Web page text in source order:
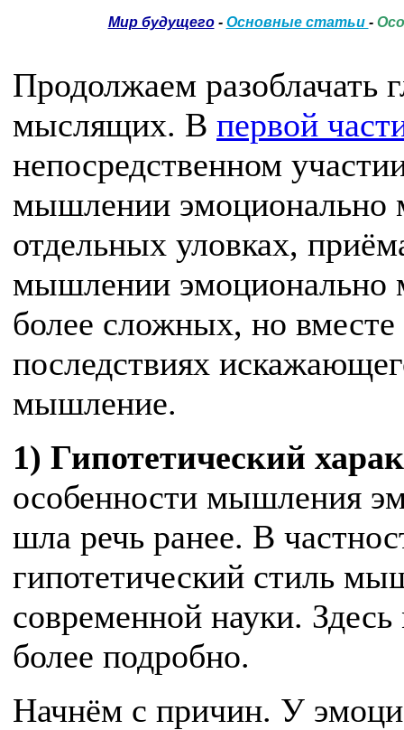
Мир будущего- Основные статьи -
Продолжаем
мыслящих. В первой
непосредственном
мышлении
отдельных уловках,
мышлении эмоционально
более сложных, но
последствиях
мышление.
1) Гипотетический
особенности мышления
шла речь ранее. В
гипотетический стиль
современной науки.
более подробно.
Начнём с причин. У